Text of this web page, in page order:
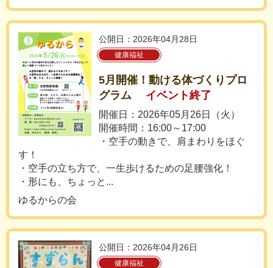
公開日：2026年04月28日
健康福祉
5月開催！動ける体づくりプロ
グラム
イベント終了
開催日：2026年05月26日（火）
開催時間：16:00～17:00
・空手の動きで、肩まわりをほぐ
す！
・空手の立ち方で、一生歩けるための足腰強化！
・形にも、ちょっと...
ゆるからの会
公開日：2026年04月26日
健康福祉